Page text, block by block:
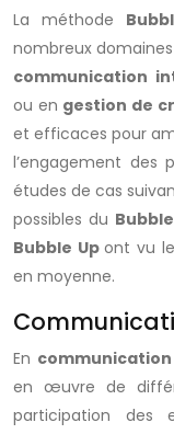
La méthode
nombreux
communication
ou en gestion de
et efficaces pour
l’engagement des
études de cas
possibles du
Bubble Upont vu
en moyenne.
En
en œuvre de
participation des